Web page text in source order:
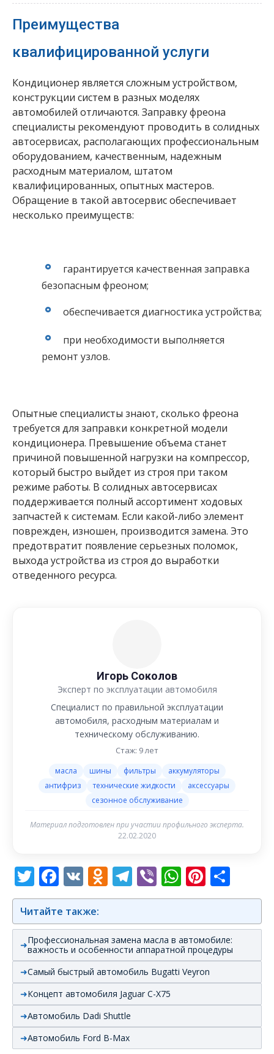
Преимущества
квалифицированной услуги
Кондиционер является сложным устройством,
конструкции систем в разных моделях
автомобилей отличаются. Заправку фреона
специалисты рекомендуют проводить в солидных
автосервисах, располагающих профессиональным
оборудованием, качественным, надежным
расходным материалом, штатом
квалифицированных, опытных мастеров.
Обращение в такой автосервис обеспечивает
несколько преимуществ:
гарантируется качественная заправка
безопасным фреоном;
обеспечивается диагностика устройства;
при необходимости выполняется
ремонт узлов.
Опытные специалисты знают, сколько фреона
требуется для заправки конкретной модели
кондиционера. Превышение объема станет
причиной повышенной нагрузки на компрессор,
который быстро выйдет из строя при таком
режиме работы. В солидных автосервисах
поддерживается полный ассортимент ходовых
запчастей к системам. Если какой-либо элемент
поврежден, изношен, производится замена. Это
предотвратит появление серьезных поломок,
выхода устройства из строя до выработки
отведенного ресурса.
Игорь Соколов
Эксперт по эксплуатации автомобиля
Специалист по правильной эксплуатации
автомобиля, расходным материалам и
техническому обслуживанию.
Стаж: 9 лет
масла шины фильтры
аккумуляторы
антифриз
технические жидкости
аксессуары
сезонное обслуживание
Материал подготовлен при участии профильного эксперта.
22.02.2020
Twitter
Facebook
VK Odnoklassniki
Telegram
Viber
Читайте также:
Профессиональная замена масла в автомобиле:
важность и особенности аппаратной процедуры
Самый быстрый автомобиль Bugatti Veyron
Концепт автомобиля Jaguar C-X75
Автомобиль Dadi Shuttle
Автомобиль Ford B-Max